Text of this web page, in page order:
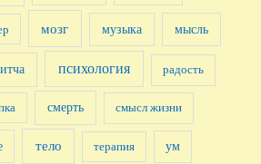
мозг музыка мысль
психология радость
смерть смысл жизни
тело терапия ум